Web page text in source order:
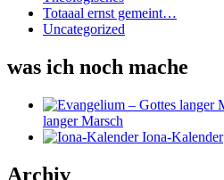
Totaaal ernst gemeint…
Uncategorized
was ich noch mache
langer Marsch
Iona-Kalender
Archiv